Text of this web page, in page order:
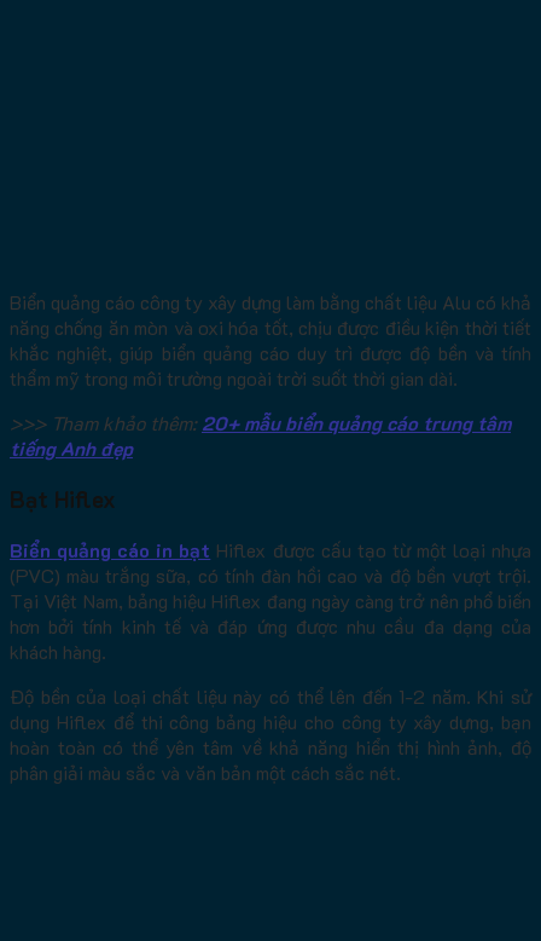
Biển quảng cáo công ty xây dựng làm bằng chất liệu Alu có khả
năng chống ăn mòn và oxi hóa tốt, chịu được điều kiện thời tiết
khắc nghiệt, giúp biển quảng cáo duy trì được độ bền và tính
thẩm mỹ trong môi trường ngoài trời suốt thời gian dài.
>>> Tham khảo thêm:20+ mẫu biển quảng cáo trung tâm
tiếng Anh đẹp
Bạt Hiflex
Biển quảng cáo in bạt Hiflex được cấu tạo từ một loại nhựa
(PVC) màu trắng sữa, có tính đàn hồi cao và độ bền vượt trội.
Tại Việt Nam, bảng hiệu Hiflex đang ngày càng trở nên phổ biến
hơn bởi tính kinh tế và đáp ứng được nhu cầu đa dạng của
khách hàng.
Độ bền của loại chất liệu này có thể lên đến 1-2 năm. Khi sử
dụng Hiflex để thi công bảng hiệu cho công ty xây dựng, bạn
hoàn toàn có thể yên tâm về khả năng hiển thị hình ảnh, độ
phân giải màu sắc và văn bản một cách sắc nét.